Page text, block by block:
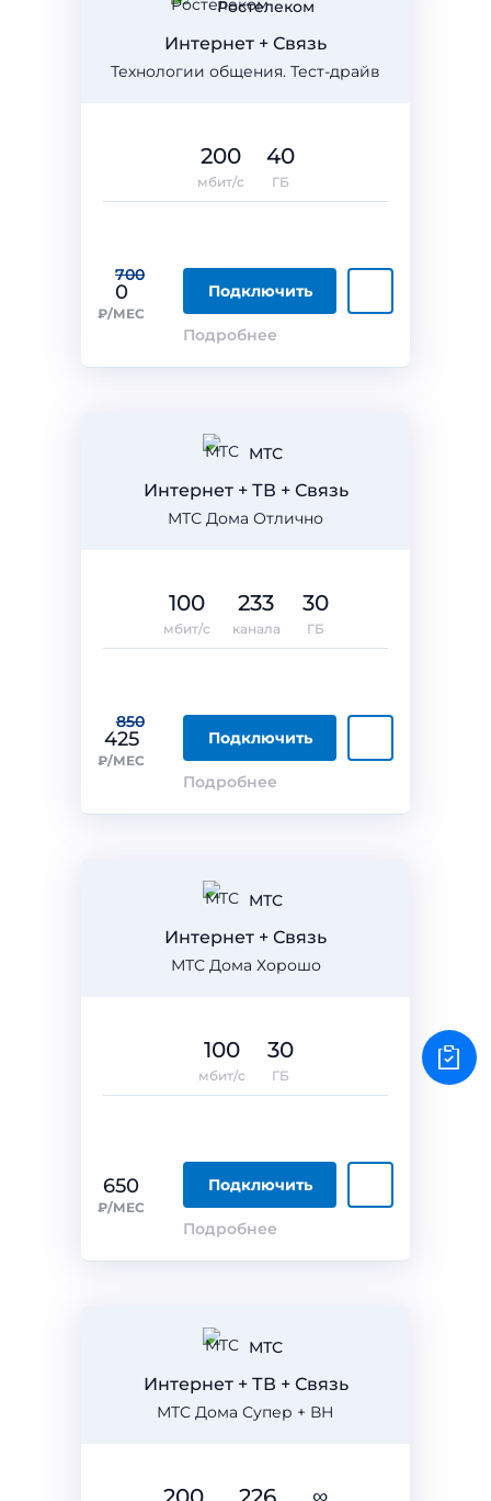
Ростелеком
Технологии общения. Тест-драйв
Интернет + Связь
700
0
₽/МЕС
Подключить
Подробнее
200
мбит/с
40
ГБ
МТС
МТС Дома Отлично
Интернет + ТВ + Связь
850
425
₽/МЕС
Подключить
Подробнее
100
мбит/с
233
канала
30
ГБ
МТС
МТС Дома Хорошо
Интернет + Связь
650
₽/МЕС
Подключить
Подробнее
100
мбит/с
30
ГБ
МТС
МТС Дома Супер + ВН
Интернет + ТВ + Связь